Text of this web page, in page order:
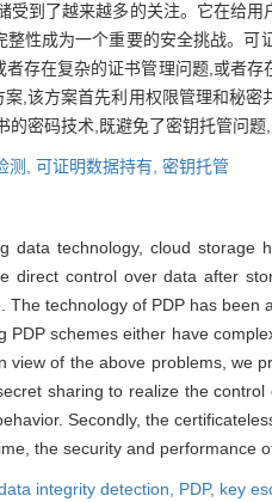
受到了越来越多的关注。它在给
性成为一个重要的安全挑战。
存在复杂的证书管理问题,或者
,该方案首先利用权限管理和秘
的密码技术,既避免了密钥托管问
测, 可证明数据持有, 密钥托管
data technology, cloud
direct control over data after
The technology of PDP has
PDP schemes either have
view of the above problems, we
sharing to realize the
Secondly, the
the security and performance
integrity detection, PDP, key